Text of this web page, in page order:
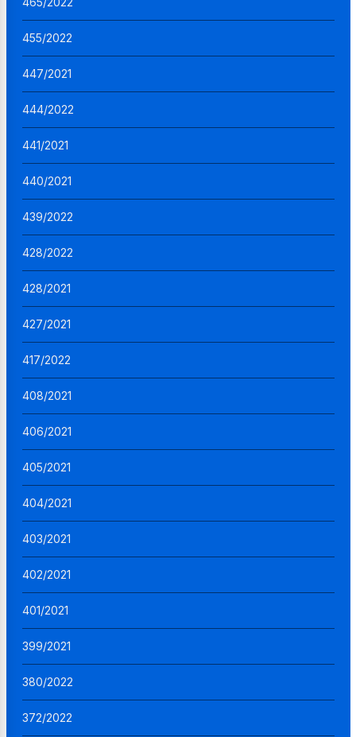
455/2022
447/2021
444/2022
441/2021
440/2021
439/2022
428/2022
428/2021
427/2021
417/2022
408/2021
406/2021
405/2021
404/2021
403/2021
402/2021
401/2021
399/2021
380/2022
372/2022